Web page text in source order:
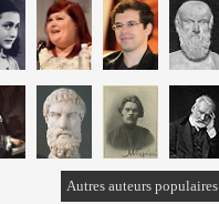
Autres auteurs populaires